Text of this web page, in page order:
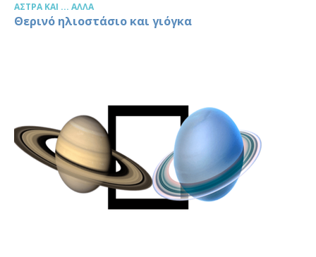
ΆΣΤΡΑ ΚΑΙ ... ΆΛΛΑ
Θερινό ηλιοστάσιο και γιόγκα